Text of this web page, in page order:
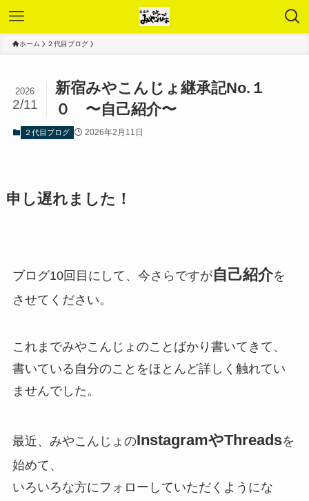
ホーム ２代目ブログ
新宿みやこんじょ継承記No.１
０ 〜自己紹介〜
2026
2/11
２代目ブログ 2026年2月11日
申し遅れました！
ブログ10回目にして、今さらですが自己紹介を
させてください。
これまでみやこんじょのことばかり書いてきて、
書いている自分のことをほとんど詳しく触れてい
ませんでした。
最近、みやこんじょのInstagramやThreadsを
始めて、
いろいろな方にフォローしていただくようにな